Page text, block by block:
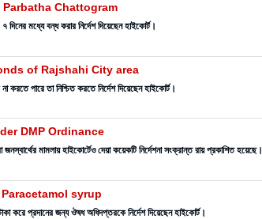
Chattogram
দিনের মধ্যে বন্ধ করার নির্দেশ দিয়েছেন হাইকোর্ট।
of Rajshahi City area
পারে তা নিশ্চিত করতে নির্দেশ দিয়েছেন হাইকোর্ট।
DMP Ordinance
মামলায় হাইকোর্টেও দেয়া কয়েকটি নির্দেশনা সংক্রান্ত রায় প্রকাশিত হয়েছে।
syrup
করে প্রদানের জন্য ঔষধ অধিদপ্তরকে নির্দেশ দিয়েছেন হাইকোর্ট।